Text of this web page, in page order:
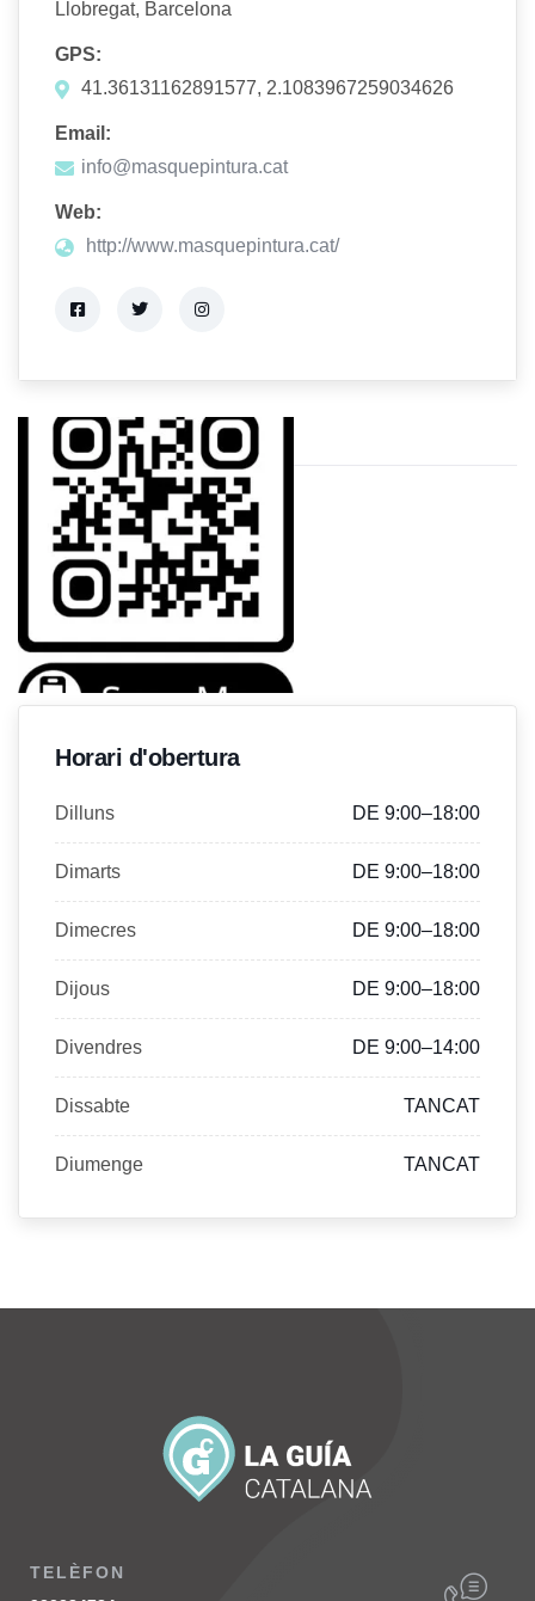
Llobregat, Barcelona
GPS:
41.36131162891577, 2.1083967259034626
Email:
info@masquepintura.cat
Web:
http://www.masquepintura.cat/
Horari d'obertura
Dilluns DE 9:00–18:00
Dimarts DE 9:00–18:00
Dimecres DE 9:00–18:00
Dijous DE 9:00–18:00
Divendres DE 9:00–14:00
Dissabte TANCAT
Diumenge TANCAT
TELÈFON